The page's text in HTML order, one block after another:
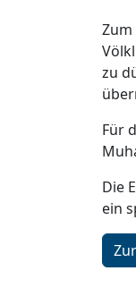
zu
Für
Die
ein